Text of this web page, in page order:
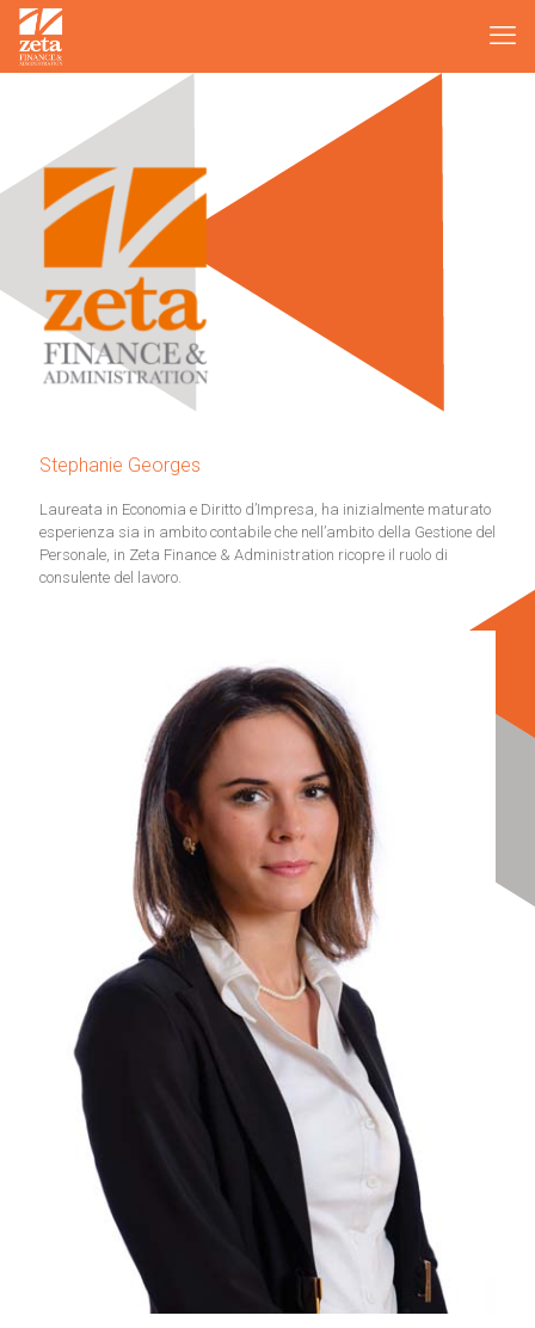
Stephanie Georges
Laureata in Economia e Diritto d’Impresa, ha inizialmente maturato
esperienza sia in ambito contabile che nell’ambito della Gestione del
Personale, in Zeta Finance & Administration ricopre il ruolo di
consulente del lavoro.